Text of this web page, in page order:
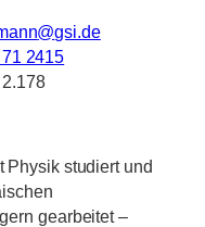
@gsi.de
2415
Physik studiert und
gearbeitet –